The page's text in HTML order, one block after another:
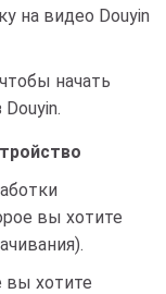
на видео Douyin
начать
вы хотите
вы хотите